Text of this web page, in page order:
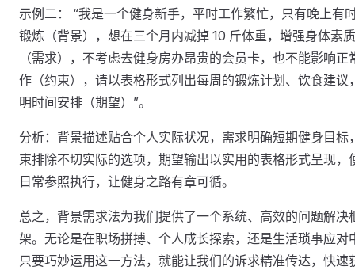
示例二： “我是一个健身新手，平时工作繁忙，只有晚上有
锻炼（背景），想在三个月内减掉 10 斤体重，增强身体素质
（需求），不考虑去健身房办昂贵的会员卡，也不能影响正
作（约束），请以表格形式列出每周的锻炼计划、饮食建议
明时间安排（期望）”。
分析：背景描述贴合个人实际状况，需求明确短期健身目标
束排除不切实际的选项，期望输出以实用的表格形式呈现，
日常参照执行，让健身之路有章可循。
总之，背景需求法为我们提供了一个系统、高效的问题解决
架。无论是在职场拼搏、个人成长探索，还是生活琐事应对
只要巧妙运用这一方法，就能让我们的诉求精准传达，快速